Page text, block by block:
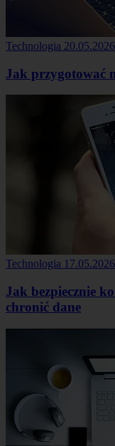
Technologia 20.05.2026
Jak przygotować
Technologia 17.05.2026
Jak bezpiecznie
chronić dane